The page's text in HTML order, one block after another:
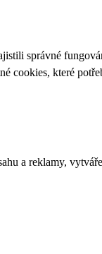
správné
cookies, které
a reklamy,